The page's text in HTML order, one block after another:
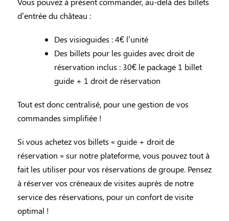
d’entrée du château :
Des visioguides : 4€ l’unité
Des billets pour les guides avec droit de
réservation inclus : 30€ le package 1 billet
guide + 1 droit de réservation
Tout est donc centralisé, pour une gestion de vos
commandes simplifiée !
Si vous achetez vos billets « guide + droit de
réservation » sur notre plateforme, vous pouvez tout à
fait les utiliser pour vos réservations de groupe. Pensez
à réserver vos créneaux de visites auprès de notre
service des réservations, pour un confort de visite
optimal !